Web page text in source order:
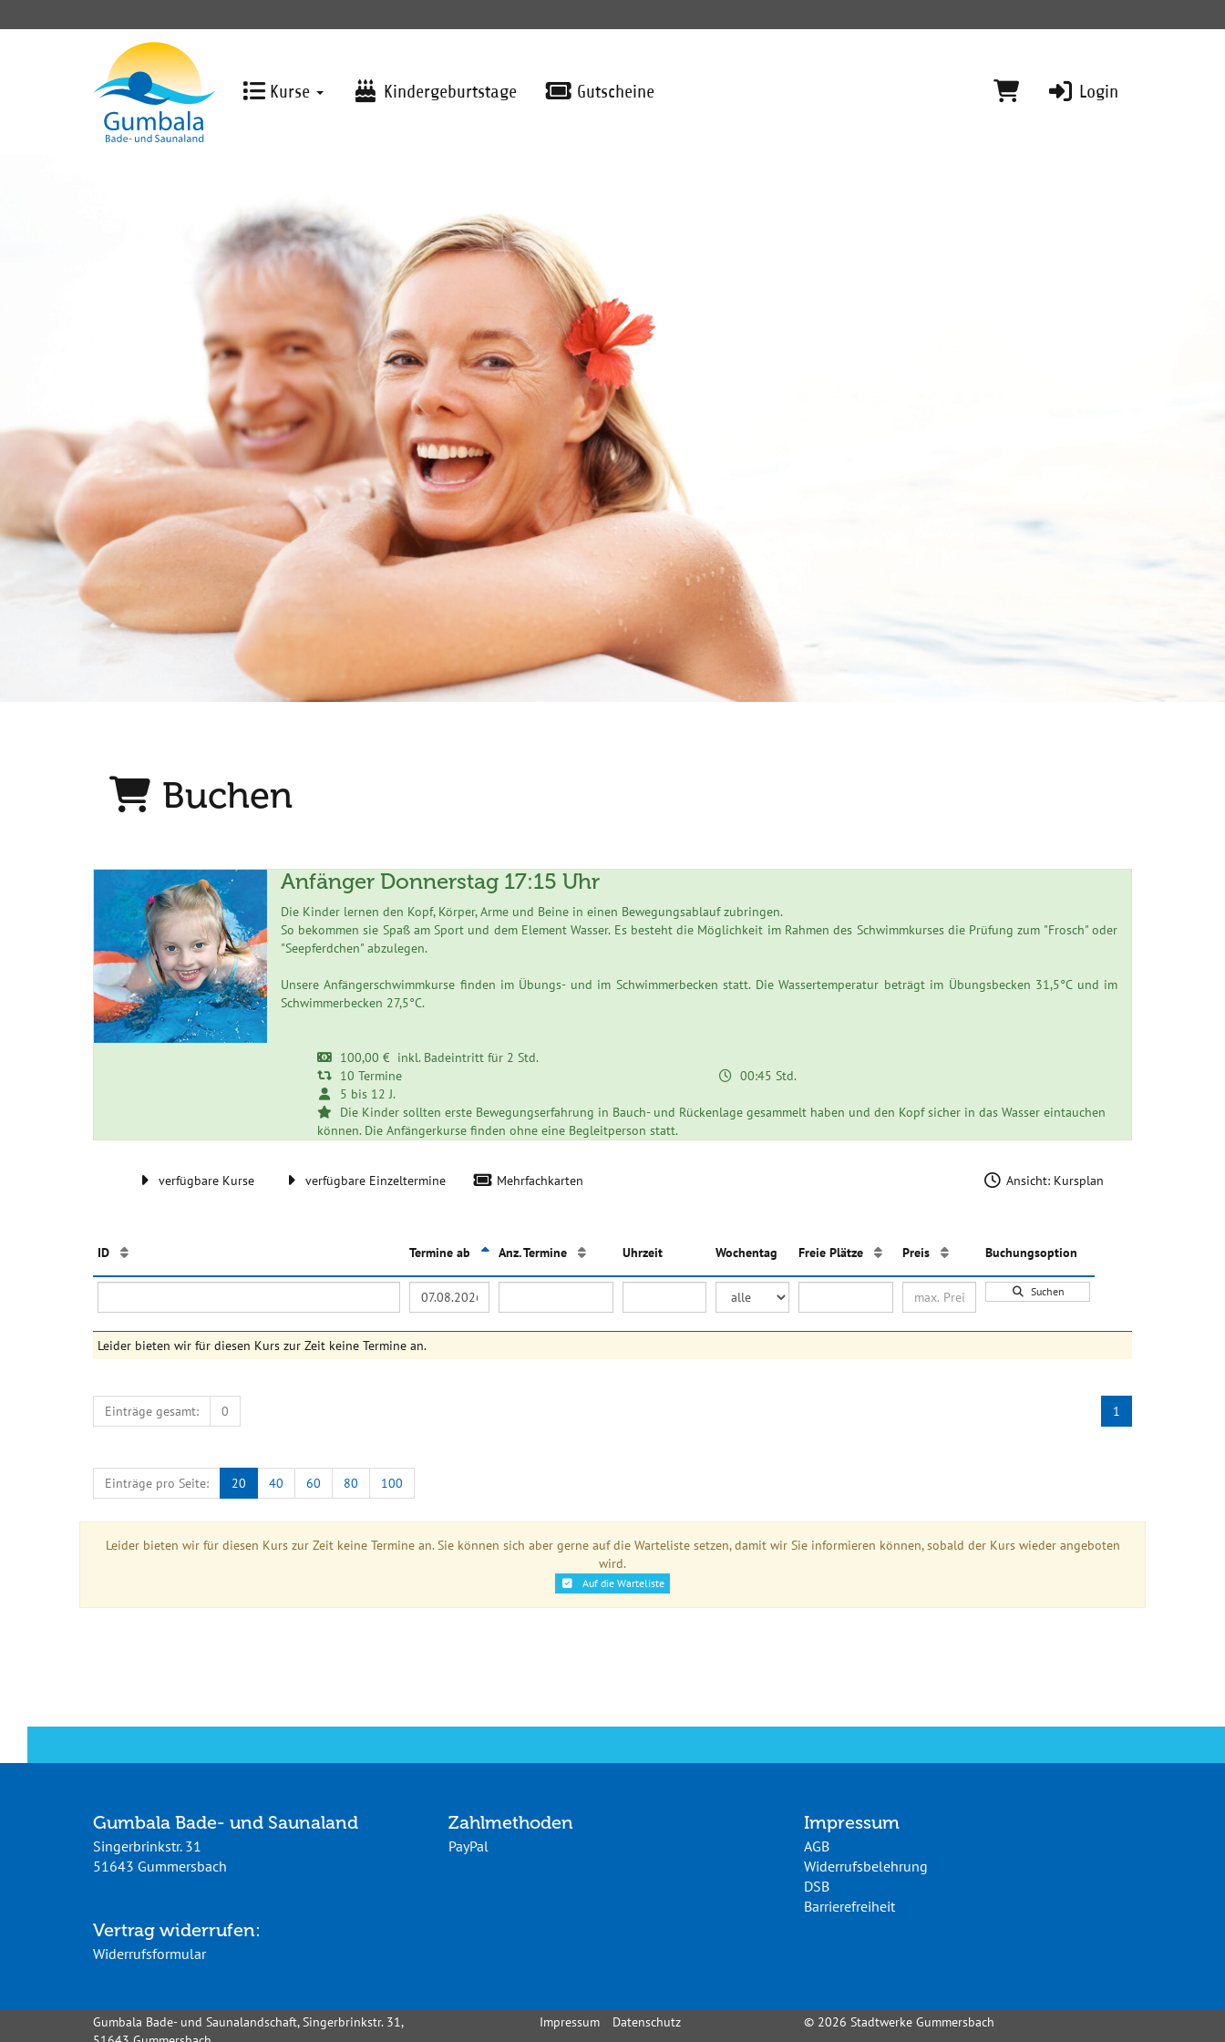
Kurse Kindergeburtstage Gutscheine Login
Buchen
Anfänger Donnerstag 17:15 Uhr
Die Kinder lernen den Kopf, Körper, Arme und Beine in einen Bewegungsablauf zubringen.
So bekommen sie Spaß am Sport und dem Element Wasser. Es besteht die Möglichkeit im Rahmen des Schwimmkurses die Prüfung zum "Frosch" oder
"Seepferdchen" abzulegen.
Unsere Anfängerschwimmkurse finden im Übungs- und im Schwimmerbecken statt. Die Wassertemperatur beträgt im Übungsbecken 31,5°C und im
Schwimmerbecken 27,5°C.
100,00 € inkl. Badeintritt für 2 Std.
10 Termine
00:45 Std.
5 bis 12 J.
Die Kinder sollten erste Bewegungserfahrung in Bauch- und Rückenlage gesammelt haben und den Kopf sicher in das Wasser eintauchen
können. Die Anfängerkurse finden ohne eine Begleitperson statt.
verfügbare Kurse verfügbare Einzeltermine Mehrfachkarten Ansicht: Kursplan
ID Termine ab Anz. Termine Uhrzeit Wochentag Freie Plätze Preis Buchungsoption
Suchen
Leider bieten wir für diesen Kurs zur Zeit keine Termine an.
1
Einträge gesamt: 0
Einträge pro Seite: 20 40 60 80 100
Leider bieten wir für diesen Kurs zur Zeit keine Termine an. Sie können sich aber gerne auf die Warteliste setzen, damit wir Sie informieren können, sobald der Kurs wieder angeboten
wird.
Auf die Warteliste
Gumbala Bade- und Saunaland
Singerbrinkstr. 31
51643 Gummersbach
Zahlmethoden
PayPal
Impressum
AGB
Widerrufsbelehrung
DSB
Barrierefreiheit
Vertrag widerrufen:
Widerrufsformular
Gumbala Bade- und Saunalandschaft, Singerbrinkstr. 31,
Impressum Datenschutz © 2026 Stadtwerke Gummersbach